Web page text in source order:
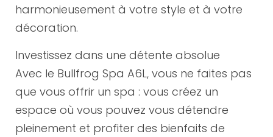
harmonieusement à votre style et à votre
décoration.
Investissez dans une détente absolue
Avec le Bullfrog Spa A6L, vous ne faites pas
que vous offrir un spa : vous créez un
espace où vous pouvez vous détendre
pleinement et profiter des bienfaits de